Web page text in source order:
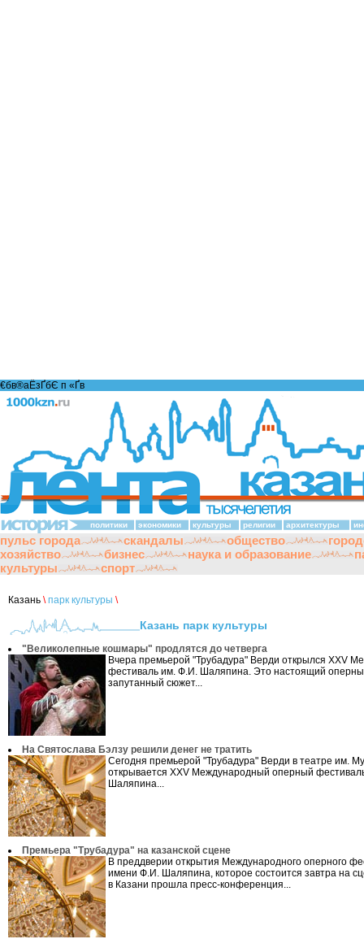
€бв®аЁзҐбЄ п «Ґ­в
политики экономики культуры религии архитектуры
пульс города скандалы общество
хозяйство
бизнес наука и образование
культуры
спорт
Казань \ парк культуры \
Казань парк культуры
"Великолепные кошмары" продлятся до четверга
Вчера премьерой "Трубадура" Верди открылся XXV
фестиваль им. Ф.И. Шаляпина. Это настоящий
запутанный сюжет...
На Святослава Бэлзу решили денег не тратить
Сегодня премьерой "Трубадура" Верди в театре им.
открывается XXV Международный оперный
Шаляпина...
Премьера "Трубадура" на казанской сцене
В преддверии открытия Международного оперного
имени Ф.И. Шаляпина, которое состоится завтра на
в Казани прошла пресс-конференция...